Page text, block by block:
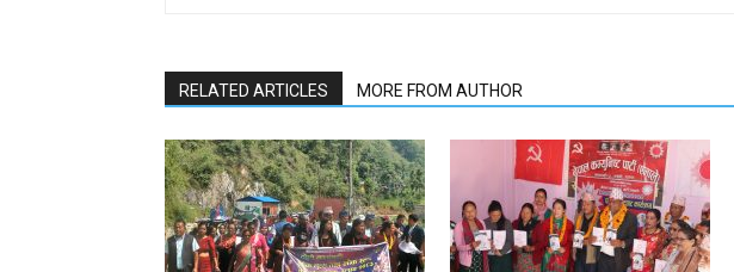
RELATED ARTICLES MORE FROM AUTHOR